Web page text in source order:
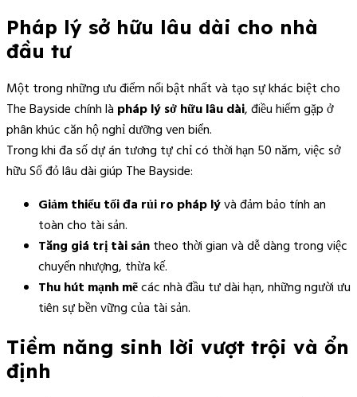
Pháp lý sở hữu lâu dài cho nhà
đầu tư
Một trong những ưu điểm nổi bật nhất và tạo sự khác biệt cho
The Bayside chính là pháp lý sở hữu lâu dài, điều hiếm gặp ở
phân khúc căn hộ nghỉ dưỡng ven biển.
Trong khi đa số dự án tương tự chỉ có thời hạn 50 năm, việc sở
hữu Sổ đỏ lâu dài giúp The Bayside:
Giảm thiểu tối đa rủi ro pháp lývà đảm bảo tính an
toàn cho tài sản.
Tăng giá trị tài sảntheo thời gian và dễ dàng trong việc
chuyển nhượng, thừa kế.
Thu hút mạnh mẽcác nhà đầu tư dài hạn, những người ưu
tiên sự bền vững của tài sản.
Tiềm năng sinh lời vượt trội và ổn
định